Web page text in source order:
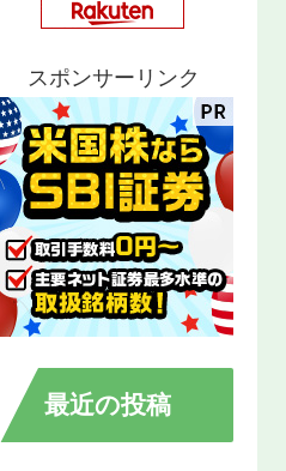
スポンサーリンク
最近の投稿